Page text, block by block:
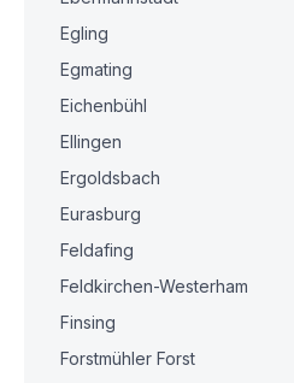
Egling
Egmating
Eichenbühl
Ellingen
Ergoldsbach
Eurasburg
Feldafing
Feldkirchen-Westerham
Finsing
Forstmühler Forst